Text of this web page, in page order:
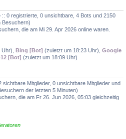
:: 0 registrierte, 0 unsichtbare, 4 Bots und 2150
Besuchern)
die am Mi 29. Apr 2026 online waren.
Bing [Bot] (zuletzt um 18:23 Uhr), Google
[Bot] (zuletzt um 18:09 Uhr)
sichtbare Mitglieder, 0 unsichtbare Mitglieder und
der letzten 5 Minuten)
die am Fr 26. Jun 2026, 05:03 gleichzeitig